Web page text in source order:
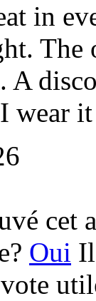
in
A
wear
cet
Oui